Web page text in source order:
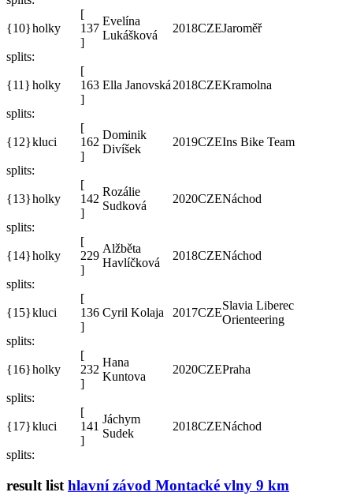
{10}holky
[
137
]
Evelína
Lukášková
2018CZEJaroměř
splits:
{11}holky
[
163
]
Ella Janovská 2018CZEKramolna
splits:
{12}kluci
[
162
]
Dominik
Divíšek
2019CZEIns Bike Team
splits:
{13}holky
[
142
]
Rozálie
Sudková
2020CZENáchod
splits:
{14}holky
[
229
]
Alžběta
Havlíčková
2018CZENáchod
splits:
{15}kluci
[
136
]
Cyril Kolaja 2017CZE
Slavia Liberec
Orienteering
splits:
{16}holky
[
232
]
Hana
Kuntova
2020CZEPraha
splits:
{17}kluci
[
141
]
Jáchym
Sudek
2018CZENáchod
splits:
result list hlavní závod Montacké vlny 9 km